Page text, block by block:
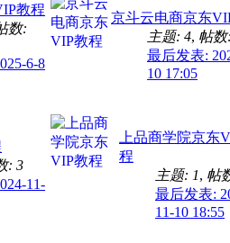
教程
数:
6-8
京斗云电商京东
主题: 4, 帖数
最后发表:
10 17:05
: 3
11-
上品商学院京东
程
主题: 1, 帖
最后发表:
11-10 18:55